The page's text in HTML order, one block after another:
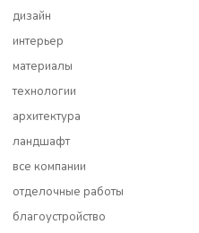
дизайн
интерьер
материалы
технологии
архитектура
ландшафт
все компании
отделочные работы
благоустройство